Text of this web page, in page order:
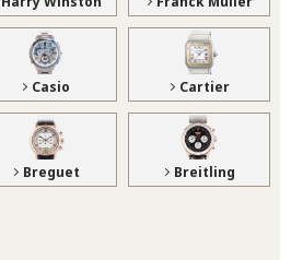
Casio Cartier
Breguet Breitling